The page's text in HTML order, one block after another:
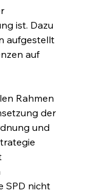
ist. Dazu
aufgestellt
auf
Rahmen
der
und
SPD nicht